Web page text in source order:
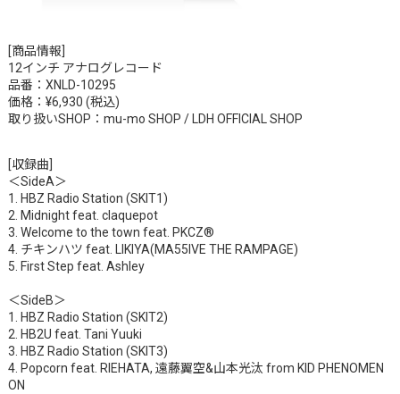
[商品情報]
12インチ アナログレコード
品番：XNLD-10295
価格：¥6,930 (税込)
取り扱いSHOP：mu-mo SHOP / LDH OFFICIAL SHOP
[収録曲]
＜SideA＞
1. HBZ Radio Station (SKIT1)
2. Midnight feat. claquepot
3. Welcome to the town feat. PKCZ®︎
4. チキンハツ feat. LIKIYA(MA55IVE THE RAMPAGE)
5. First Step feat. Ashley
＜SideB＞
1. HBZ Radio Station (SKIT2)
2. HB2U feat. Tani Yuuki
3. HBZ Radio Station (SKIT3)
4. Popcorn feat. RIEHATA, 遠藤翼空&山本光汰 from KID PHENOMEN
ON